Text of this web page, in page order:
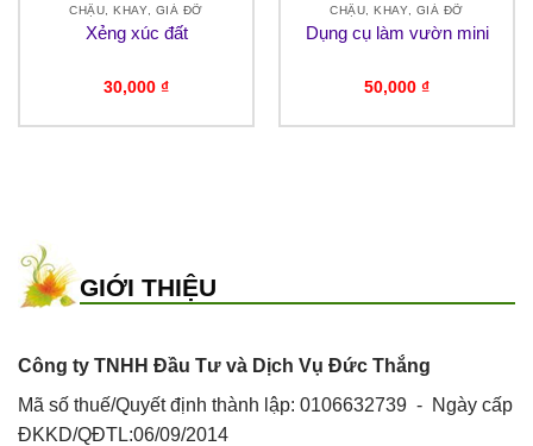
CHẬU, KHAY, GIÁ ĐỠ
Xẻng xúc đất
30,000 ₫
CHẬU, KHAY, GIÁ ĐỠ
Dụng cụ làm vườn mini
50,000 ₫
GIỚI THIỆU
Công ty TNHH Đầu Tư và Dịch Vụ Đức Thắng
Mã số thuế/Quyết định thành lập: 0106632739 - Ngày cấp
ĐKKD/QĐTL:06/09/2014